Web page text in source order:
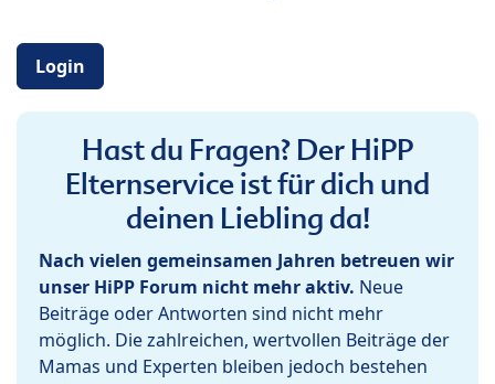
Login
Hast du Fragen? Der HiPP
Elternservice ist für dich und
deinen Liebling da!
Nach vielen gemeinsamen Jahren betreuen wir
unser HiPP Forum nicht mehr aktiv. Neue
Beiträge oder Antworten sind nicht mehr
möglich. Die zahlreichen, wertvollen Beiträge der
Mamas und Experten bleiben jedoch bestehen